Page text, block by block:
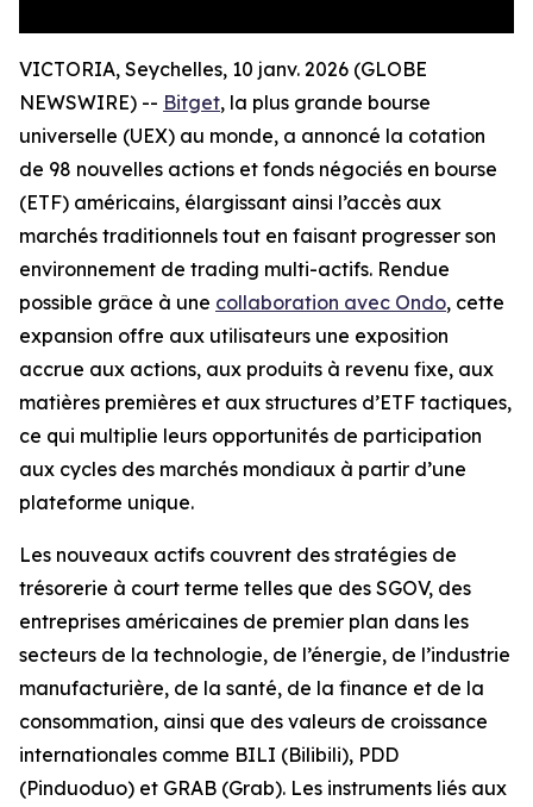
VICTORIA, Seychelles, 10 janv. 2026 (GLOBE
NEWSWIRE) -- Bitget, la plus grande bourse
universelle (UEX) au monde, a annoncé la cotation
de 98 nouvelles actions et fonds négociés en bourse
(ETF) américains, élargissant ainsi l’accès aux
marchés traditionnels tout en faisant progresser son
environnement de trading multi-actifs. Rendue
possible grâce à une collaboration avec Ondo, cette
expansion offre aux utilisateurs une exposition
accrue aux actions, aux produits à revenu fixe, aux
matières premières et aux structures d’ETF tactiques,
ce qui multiplie leurs opportunités de participation
aux cycles des marchés mondiaux à partir d’une
plateforme unique.
Les nouveaux actifs couvrent des stratégies de
trésorerie à court terme telles que des SGOV, des
entreprises américaines de premier plan dans les
secteurs de la technologie, de l’énergie, de l’industrie
manufacturière, de la santé, de la finance et de la
consommation, ainsi que des valeurs de croissance
internationales comme BILI (Bilibili), PDD
(Pinduoduo) et GRAB (Grab). Les instruments liés aux